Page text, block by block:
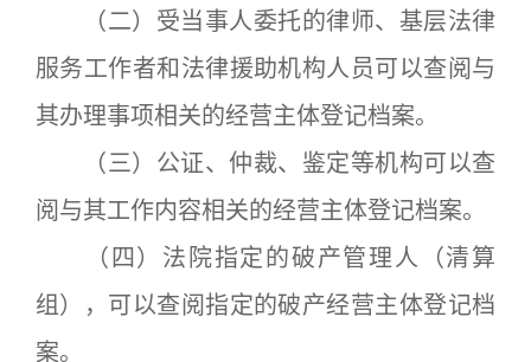
（二）受当事人委托的律师、基层法律
服务工作者和法律援助机构人员可以查阅与
其办理事项相关的经营主体登记档案。
（三）公证、仲裁、鉴定等机构可以查
阅与其工作内容相关的经营主体登记档案。
（四）法院指定的破产管理人（清算
组），可以查阅指定的破产经营主体登记档
案。